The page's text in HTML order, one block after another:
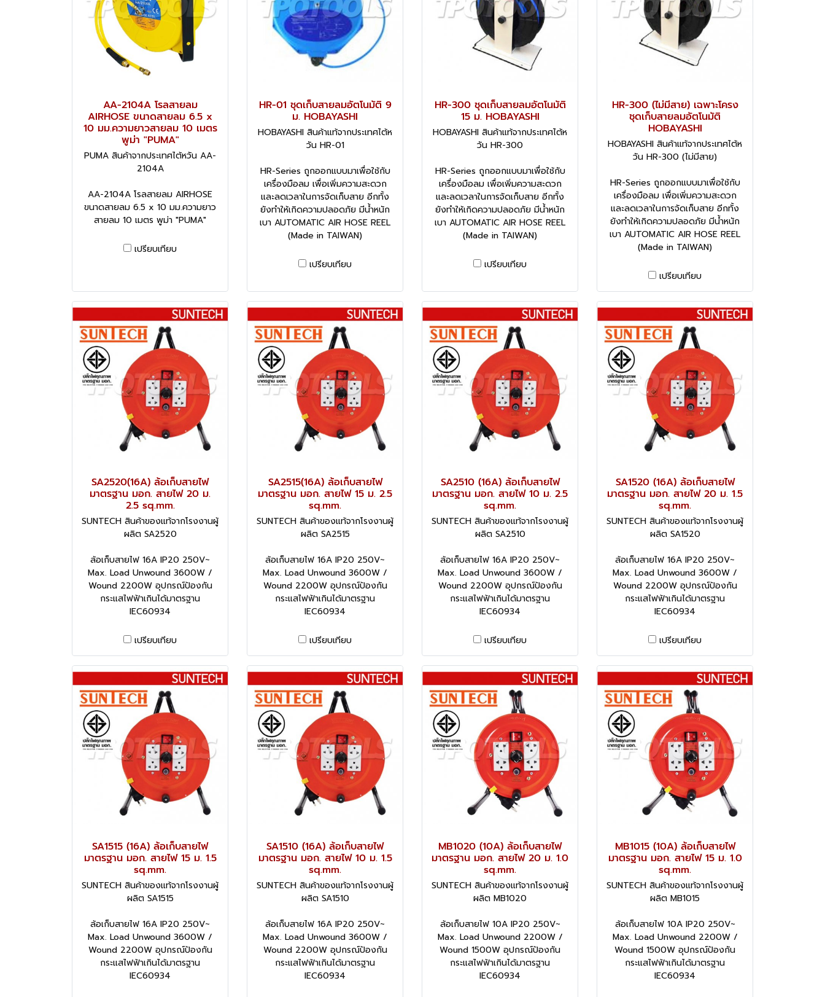
AA-2104A โรลสายลม
AIRHOSE ขนาดสายลม 6.5 x
10 มม.ความยาวสายลม 10 เมตร
พูม่า "PUMA"
PUMA สินค้าจากประเทศไต้หวัน AA-
2104A
AA-2104A โรลสายลม AIRHOSE
ขนาดสายลม 6.5 x 10 มม.ความยาว
สายลม 10 เมตร พูม่า "PUMA"
เปรียบเทียบ
HR-01 ชุดเก็บสายลมอัตโนมัติ 9
ม. HOBAYASHI
HOBAYASHI สินค้าแท้จากประเทศไต้ห
วัน HR-01
HR-Series ถูกออกแบบมาเพื่อใช้กับ
เครื่องมือลม เพื่อเพิ่มความสะดวก
และลดเวลาในการจัดเก็บสาย อีกทั้ง
ยังทำให้เกิดความปลอดภัย มีน้ำหนัก
เบา AUTOMATIC AIR HOSE REEL
(Made in TAIWAN)
เปรียบเทียบ
HR-300 ชุดเก็บสายลมอัตโนมัติ
15 ม. HOBAYASHI
HOBAYASHI สินค้าแท้จากประเทศไต้ห
วัน HR-300
HR-Series ถูกออกแบบมาเพื่อใช้กับ
เครื่องมือลม เพื่อเพิ่มความสะดวก
และลดเวลาในการจัดเก็บสาย อีกทั้ง
ยังทำให้เกิดความปลอดภัย มีน้ำหนัก
เบา AUTOMATIC AIR HOSE REEL
(Made in TAIWAN)
เปรียบเทียบ
HR-300 (ไม่มีสาย) เฉพาะโครง
ชุดเก็บสายลมอัตโนมัติ
HOBAYASHI
HOBAYASHI สินค้าแท้จากประเทศไต้ห
วัน HR-300 (ไม่มีสาย)
HR-Series ถูกออกแบบมาเพื่อใช้กับ
เครื่องมือลม เพื่อเพิ่มความสะดวก
และลดเวลาในการจัดเก็บสาย อีกทั้ง
ยังทำให้เกิดความปลอดภัย มีน้ำหนัก
เบา AUTOMATIC AIR HOSE REEL
(Made in TAIWAN)
เปรียบเทียบ
SA2520(16A) ล้อเก็บสายไฟ
มาตรฐาน มอก. สายไฟ 20 ม.
2.5 sq.mm.
SUNTECH สินค้าของแท้จากโรงงานผู้
ผลิต SA2520
ล้อเก็บสายไฟ 16A IP20 250V~
Max. Load Unwound 3600W /
Wound 2200W อุปกรณ์ป้องกัน
กระแสไฟฟ้าเกินได้มาตรฐาน
IEC60934
เปรียบเทียบ
SA2515(16A) ล้อเก็บสายไฟ
มาตรฐาน มอก. สายไฟ 15 ม. 2.5
sq.mm.
SUNTECH สินค้าของแท้จากโรงงานผู้
ผลิต SA2515
ล้อเก็บสายไฟ 16A IP20 250V~
Max. Load Unwound 3600W /
Wound 2200W อุปกรณ์ป้องกัน
กระแสไฟฟ้าเกินได้มาตรฐาน
IEC60934
เปรียบเทียบ
SA2510 (16A) ล้อเก็บสายไฟ
มาตรฐาน มอก. สายไฟ 10 ม. 2.5
sq.mm.
SUNTECH สินค้าของแท้จากโรงงานผู้
ผลิต SA2510
ล้อเก็บสายไฟ 16A IP20 250V~
Max. Load Unwound 3600W /
Wound 2200W อุปกรณ์ป้องกัน
กระแสไฟฟ้าเกินได้มาตรฐาน
IEC60934
เปรียบเทียบ
SA1520 (16A) ล้อเก็บสายไฟ
มาตรฐาน มอก. สายไฟ 20 ม. 1.5
sq.mm.
SUNTECH สินค้าของแท้จากโรงงานผู้
ผลิต SA1520
ล้อเก็บสายไฟ 16A IP20 250V~
Max. Load Unwound 3600W /
Wound 2200W อุปกรณ์ป้องกัน
กระแสไฟฟ้าเกินได้มาตรฐาน
IEC60934
เปรียบเทียบ
SA1515 (16A) ล้อเก็บสายไฟ
มาตรฐาน มอก. สายไฟ 15 ม. 1.5
sq.mm.
SUNTECH สินค้าของแท้จากโรงงานผู้
ผลิต SA1515
ล้อเก็บสายไฟ 16A IP20 250V~
Max. Load Unwound 3600W /
Wound 2200W อุปกรณ์ป้องกัน
กระแสไฟฟ้าเกินได้มาตรฐาน
IEC60934
SA1510 (16A) ล้อเก็บสายไฟ
มาตรฐาน มอก. สายไฟ 10 ม. 1.5
sq.mm.
SUNTECH สินค้าของแท้จากโรงงานผู้
ผลิต SA1510
ล้อเก็บสายไฟ 16A IP20 250V~
Max. Load Unwound 3600W /
Wound 2200W อุปกรณ์ป้องกัน
กระแสไฟฟ้าเกินได้มาตรฐาน
IEC60934
MB1020 (10A) ล้อเก็บสายไฟ
มาตรฐาน มอก. สายไฟ 20 ม. 1.0
sq.mm.
SUNTECH สินค้าของแท้จากโรงงานผู้
ผลิต MB1020
ล้อเก็บสายไฟ 10A IP20 250V~
Max. Load Unwound 2200W /
Wound 1500W อุปกรณ์ป้องกัน
กระแสไฟฟ้าเกินได้มาตรฐาน
IEC60934
MB1015 (10A) ล้อเก็บสายไฟ
มาตรฐาน มอก. สายไฟ 15 ม. 1.0
sq.mm.
SUNTECH สินค้าของแท้จากโรงงานผู้
ผลิต MB1015
ล้อเก็บสายไฟ 10A IP20 250V~
Max. Load Unwound 2200W /
Wound 1500W อุปกรณ์ป้องกัน
กระแสไฟฟ้าเกินได้มาตรฐาน
IEC60934